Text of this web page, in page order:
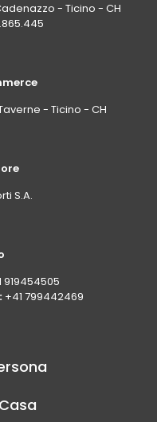
- Ticino - CH
- Ticino - CH
S.A.
919454505
+41 799442469